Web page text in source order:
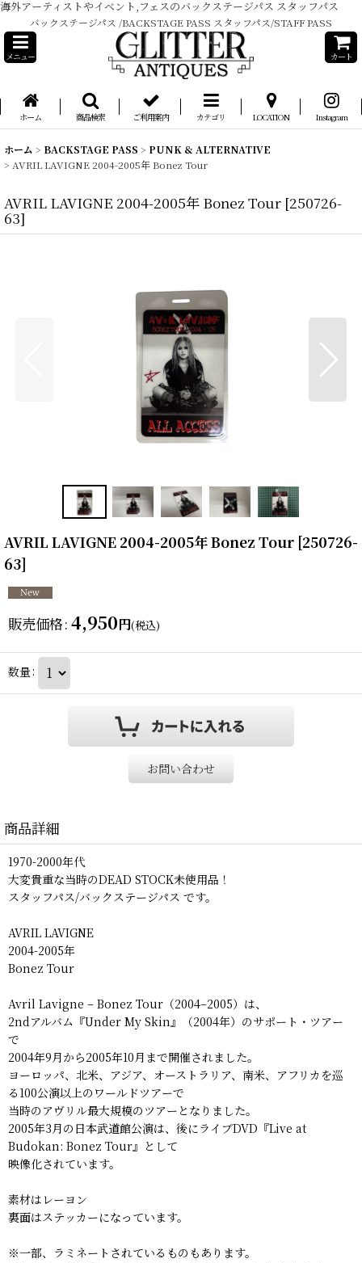
海外アーティストやイベント,フェスのバックステージパス スタッフパス
バックステージパス /BACKSTAGE PASS スタッフパス/STAFF PASS
メニュー カート
ホーム 商品検索 ご利用案内 カテゴリ LOCATION Instagram
ホーム > BACKSTAGE PASS > PUNK & ALTERNATIVE
> AVRIL LAVIGNE 2004-2005年 Bonez Tour
AVRIL LAVIGNE 2004-2005年 Bonez Tour [250726-
63]
AVRIL LAVIGNE 2004-2005年 Bonez Tour [250726-
63]
販売価格: 4,950円(税込)
数量:
お問い合わせ
商品詳細
1970-2000年代
大変貴重な当時のDEAD STOCK未使用品！
スタッフパス/バックステージパス です。
AVRIL LAVIGNE
2004-2005年
Bonez Tour
Avril Lavigne – Bonez Tour（2004–2005）は、
2ndアルバム『Under My Skin』（2004年）のサポート・ツアー
で
2004年9月から2005年10月まで開催されました。
ヨーロッパ、北米、アジア、オーストラリア、南米、アフリカを巡
る100公演以上のワールドツアーで
当時のアヴリル最大規模のツアーとなりました。
2005年3月の日本武道館公演は、後にライブDVD『Live at
Budokan: Bonez Tour』として
映像化されています。
素材はレーヨン
裏面はステッカーになっています。
※一部、ラミネートされているものもあります。